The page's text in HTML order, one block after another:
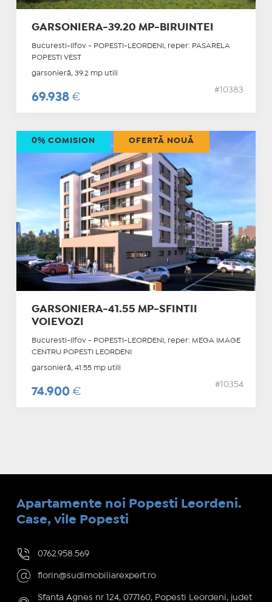
GARSONIERA-39.20 MP-BIRUINTEI
Bucuresti-Ilfov - POPESTI-LEORDENI, reper: PASARELA
POPESTI VEST
garsonieră, 39.2 mp utili
69.938 €
#10383
GARSONIERA-41.55 MP-SFINTII
VOIEVOZI
Bucuresti-Ilfov - POPESTI-LEORDENI, reper: MEGA IMAGE
CENTRU POPESTI LEORDENI
garsonieră, 41.55 mp utili
74.900 €
#10354
0% COMISION OFERTĂ NOUĂ
Apartamente noi Popesti Leordeni.
Case, vile Popesti
0762.958.569
florin@sudimobiliarexpert.ro
Sfanta Agnes nr 124, 077160, Popesti Leordeni, judet